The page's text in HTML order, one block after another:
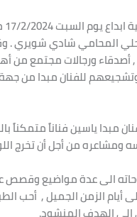
المحامي شادي شويري .
ورجالات مجتمع من
للفنان مبدا من
مبدا ياسين فناناً
ومشاعره من أجل أن تخرج
الى عدة مواضيع وقصص
أيام الزمن الجميل , أحب